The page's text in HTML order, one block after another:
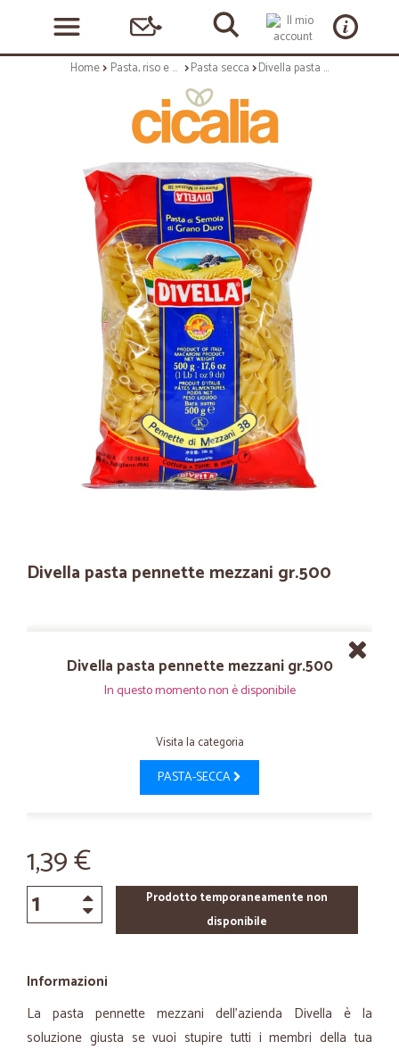
Home Pasta, riso e cerali Pasta secca Divella pasta pennette mezzani gr.500
Divella pasta pennette mezzani gr.500
Divella pasta pennette mezzani gr.500
In questo momento non è disponibile
Visita la categoria
PASTA-SECCA
1,39 €
Prodotto temporaneamente non
disponibile
Informazioni
La pasta pennette mezzani dell’azienda Divella è la
soluzione giusta se vuoi stupire tutti i membri della tua